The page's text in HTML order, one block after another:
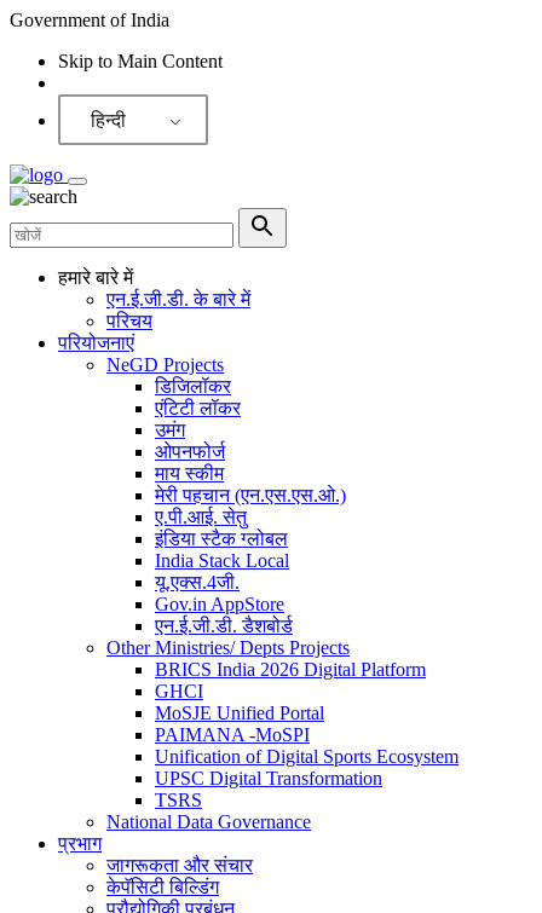
Government of India
Skip to Main Content
हिन्दी
हमारे बारे में
एन.ई.जी.डी. के बारे में
परिचय
परियोजनाएं
NeGD Projects
डिजिलॉकर
एंटिटी लॉकर
उमंग
ओपनफोर्ज
माय स्कीम
मेरी पहचान (एन.एस.एस.ओ.)
ए.पी.आई. सेतु
इंडिया स्टैक ग्लोबल
India Stack Local
यू.एक्स.4जी.
Gov.in AppStore
एन.ई.जी.डी. डैशबोर्ड
Other Ministries/ Depts Projects
BRICS India 2026 Digital Platform
GHCI
MoSJE Unified Portal
PAIMANA -MoSPI
Unification of Digital Sports Ecosystem
UPSC Digital Transformation
TSRS
National Data Governance
प्रभाग
जागरूकता और संचार
केपॅसिटी बिल्डिंग
प्रौद्योगिकी प्रबंधन